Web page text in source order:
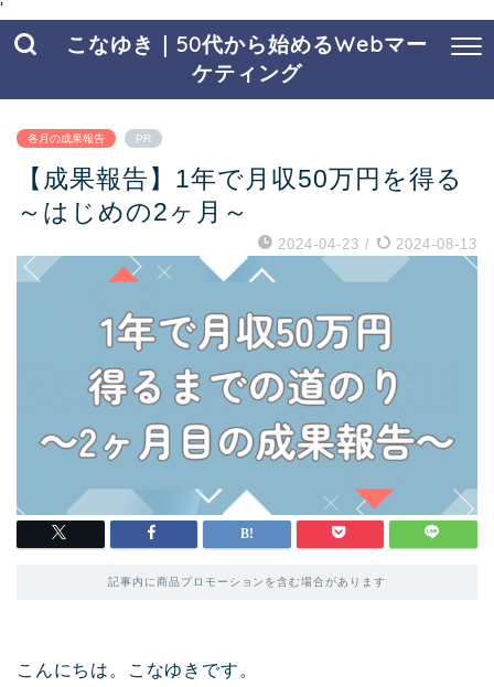
'
こなゆき｜50代から始めるWebマー
ケティング
各月の成果報告 PR
【成果報告】1年で月収50万円を得る
～はじめの2ヶ月～
2024-04-23 / 2024-08-13
記事内に商品プロモーションを含む場合があります
こんにちは。こなゆきです。